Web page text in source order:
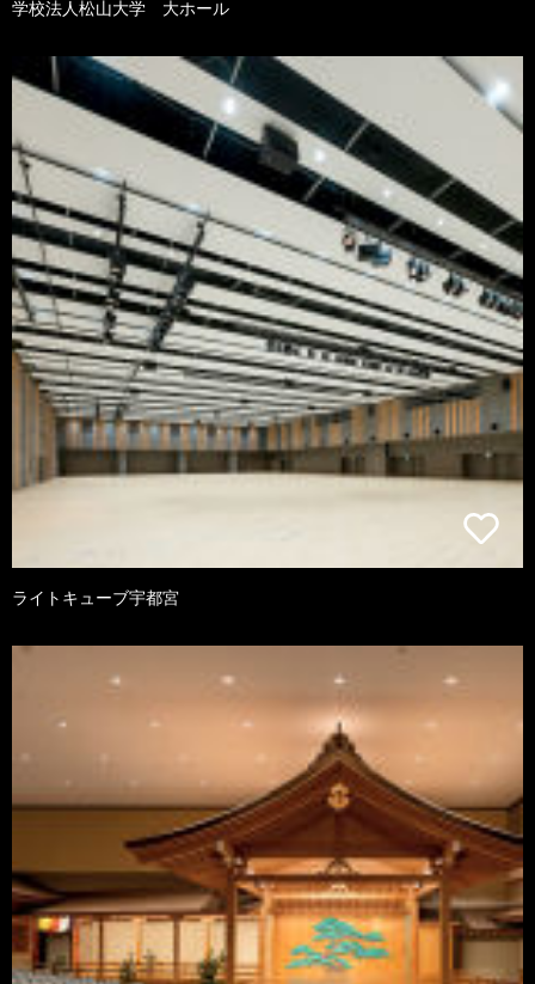
学校法人松山大学 大ホール
ライトキューブ宇都宮